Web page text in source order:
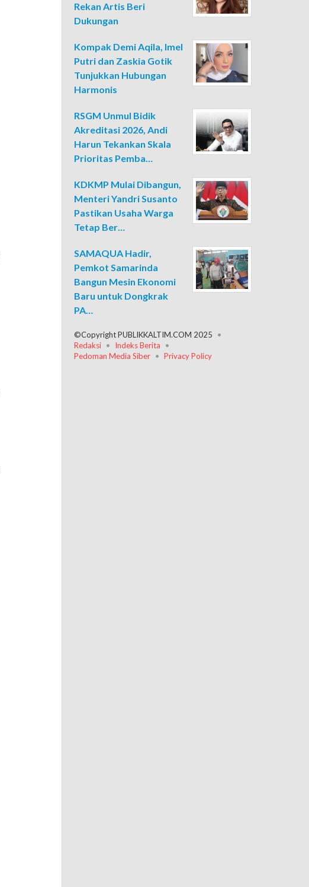
Rekan Artis Beri
Dukungan
Kompak Demi Aqila, Imel
Putri dan Zaskia Gotik
Tunjukkan Hubungan
Harmonis
RSGM Unmul Bidik
Akreditasi 2026, Andi
Harun Tekankan Skala
Prioritas Pemba…
KDKMP Mulai Dibangun,
Menteri Yandri Susanto
Pastikan Usaha Warga
Tetap Ber…
SAMAQUA Hadir,
Pemkot Samarinda
Bangun Mesin Ekonomi
Baru untuk Dongkrak
PA…
©Copyright PUBLIKKALTIM.COM 2025
Redaksi
Indeks Berita
Pedoman Media Siber
Privacy Policy